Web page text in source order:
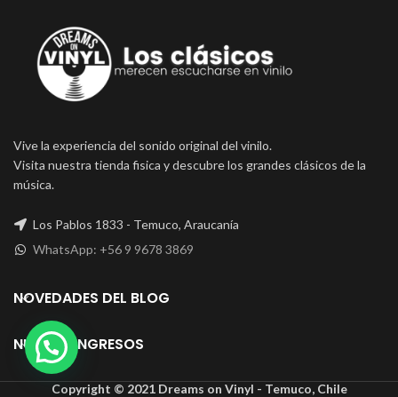
Vive la experiencia del sonido original del vinilo.
Visita nuestra tienda fisica y descubre los grandes clásicos de la
música.
Los Pablos 1833 - Temuco, Araucanía
WhatsApp: +56 9 9678 3869
NOVEDADES DEL BLOG
NUEVOS INGRESOS
Copyright © 2021 Dreams on Vinyl - Temuco, Chile